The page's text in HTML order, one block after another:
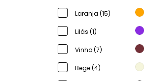
Laranja (15)
Lilás (1)
Vinho (7)
Bege (4)